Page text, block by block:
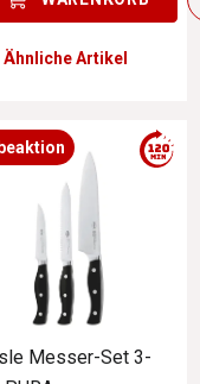
Ähnliche Artikel
Messer-Set 3-